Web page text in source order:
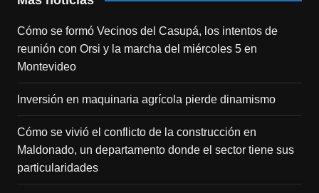
Cómo se formó Vecinos del Casupá, los intentos de
reunión con Orsi y la marcha del miércoles 5 en
Montevideo
Inversión en maquinaria agrícola pierde dinamismo
Cómo se vivió el conflicto de la construcción en
Maldonado, un departamento donde el sector tiene sus
particularidades